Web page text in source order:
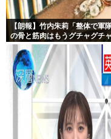
【朗報】竹内朱莉「整体で軍
の骨と筋肉はもうグチャグチ